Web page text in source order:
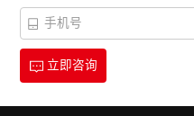
立即咨询